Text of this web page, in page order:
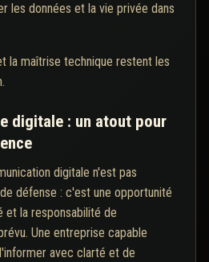
les données et la vie privée dans
la maîtrise technique restent les
digitale : un atout pour
digitale n'est pas
défense : c'est une opportunité
et la responsabilité de
Une entreprise capable
avec clarté et de